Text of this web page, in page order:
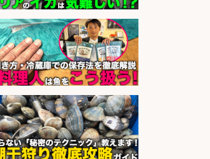
株式会社ホットスタッフ五日市
sponsored by 求人ボックス
さらに求人情報を見る